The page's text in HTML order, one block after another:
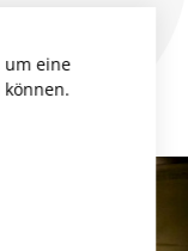
um eine